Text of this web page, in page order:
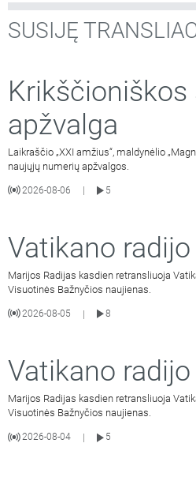
SUSIJĘ
Krikščioniškos
apžvalga
Laikraščio „XXI amžius“, maldynėlio
naujųjų numerių apžvalgos.
2026-08-06
5
Vatikano
Marijos Radijas kasdien retransliuoja
Visuotinės Bažnyčios naujienas.
2026-08-05 |
8
Vatikano
Marijos Radijas kasdien retransliuoja
Visuotinės Bažnyčios naujienas.
2026-08-04
5